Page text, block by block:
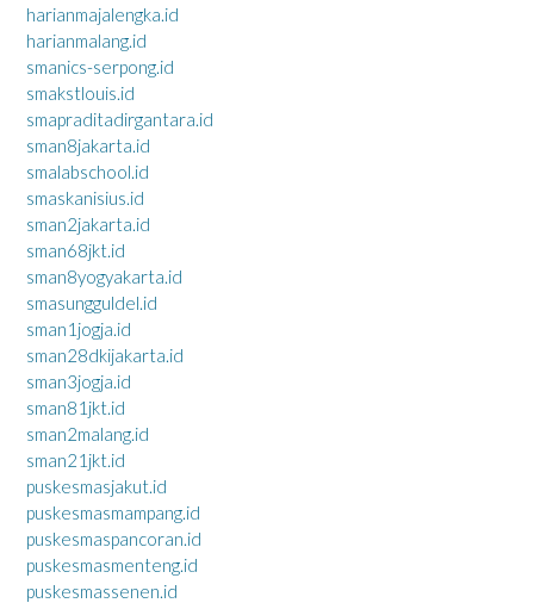
harianmajalengka.id
harianmalang.id
smanics-serpong.id
smakstlouis.id
smapraditadirgantara.id
sman8jakarta.id
smalabschool.id
smaskanisius.id
sman2jakarta.id
sman68jkt.id
sman8yogyakarta.id
smasungguldel.id
sman1jogja.id
sman28dkijakarta.id
sman3jogja.id
sman81jkt.id
sman2malang.id
sman21jkt.id
puskesmasjakut.id
puskesmasmampang.id
puskesmaspancoran.id
puskesmasmenteng.id
puskesmassenen.id